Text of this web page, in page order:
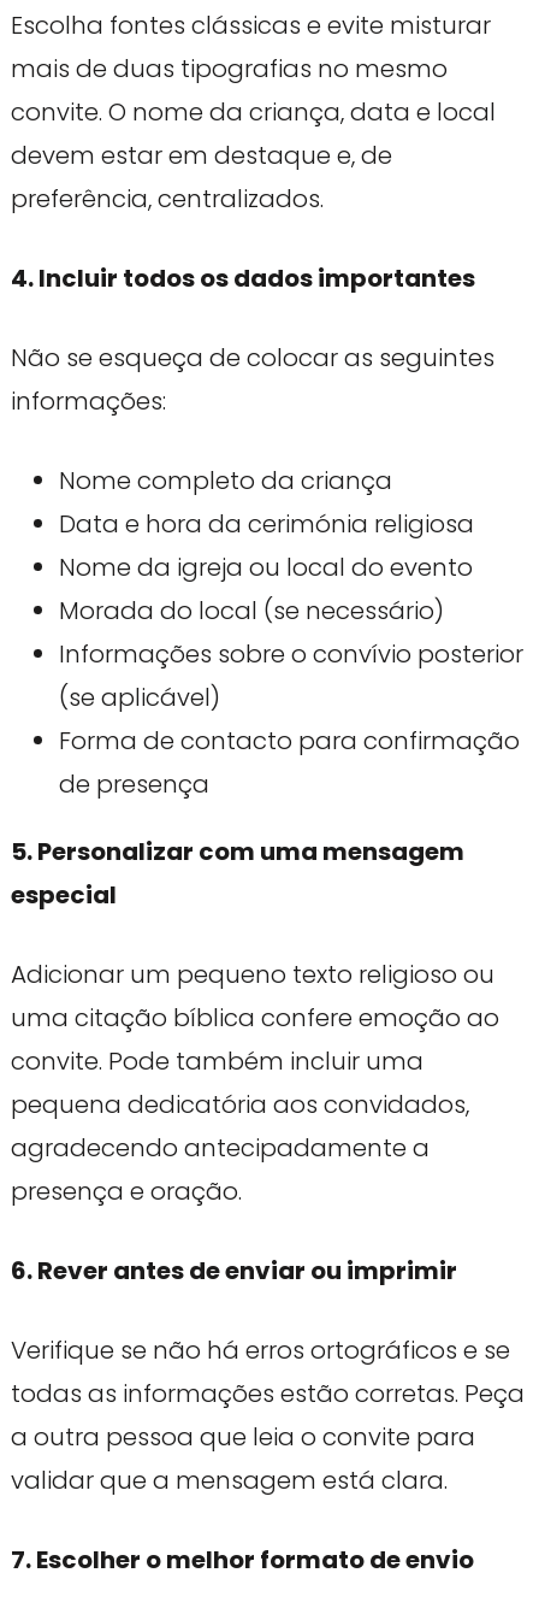
Escolha fontes clássicas e evite misturar
mais de duas tipografias no mesmo
convite. O nome da criança, data e local
devem estar em destaque e, de
preferência, centralizados.
4. Incluir todos os dados importantes
Não se esqueça de colocar as seguintes
informações:
Nome completo da criança
Data e hora da cerimónia religiosa
Nome da igreja ou local do evento
Morada do local (se necessário)
Informações sobre o convívio posterior
(se aplicável)
Forma de contacto para confirmação
de presença
5. Personalizar com uma mensagem
especial
Adicionar um pequeno texto religioso ou
uma citação bíblica confere emoção ao
convite. Pode também incluir uma
pequena dedicatória aos convidados,
agradecendo antecipadamente a
presença e oração.
6. Rever antes de enviar ou imprimir
Verifique se não há erros ortográficos e se
todas as informações estão corretas. Peça
a outra pessoa que leia o convite para
validar que a mensagem está clara.
7. Escolher o melhor formato de envio